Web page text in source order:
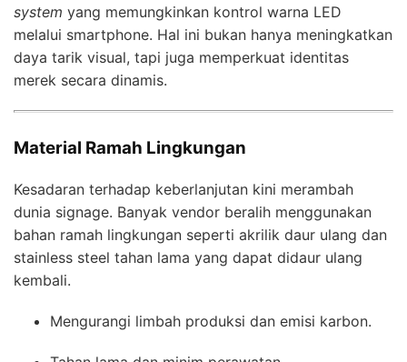
system yang memungkinkan kontrol warna LED
melalui smartphone. Hal ini bukan hanya meningkatkan
daya tarik visual, tapi juga memperkuat identitas
merek secara dinamis.
Material Ramah Lingkungan
Kesadaran terhadap keberlanjutan kini merambah
dunia signage. Banyak vendor beralih menggunakan
bahan ramah lingkungan seperti akrilik daur ulang dan
stainless steel tahan lama yang dapat didaur ulang
kembali.
Mengurangi limbah produksi dan emisi karbon.